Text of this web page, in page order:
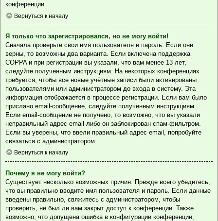
конференции.
Вернуться к началу
Я только что зарегистрировался, но не могу войти!
Сначала проверьте свои имя пользователя и пароль. Если они
верны, то возможны два варианта. Если включена поддержка
COPPA и при регистрации вы указали, что вам менее 13 лет,
следуйте полученным инструкциям. На некоторых конференциях
требуется, чтобы все новые учётные записи были активированы
пользователями или администратором до входа в систему. Эта
информация отображается в процессе регистрации. Если вам было
прислано email-сообщение, следуйте полученным инструкциям.
Если email-сообщение не получено, то возможно, что вы указали
неправильный адрес email либо он заблокирован спам-фильтром.
Если вы уверены, что ввели правильный адрес email, попробуйте
связаться с администратором.
Вернуться к началу
Почему я не могу войти?
Существует несколько возможных причин. Прежде всего убедитесь,
что вы правильно вводите имя пользователя и пароль. Если данные
введены правильно, свяжитесь с администратором, чтобы
проверить, не был ли вам закрыт доступ к конференции. Также
возможно, что допущена ошибка в конфигурации конференции,